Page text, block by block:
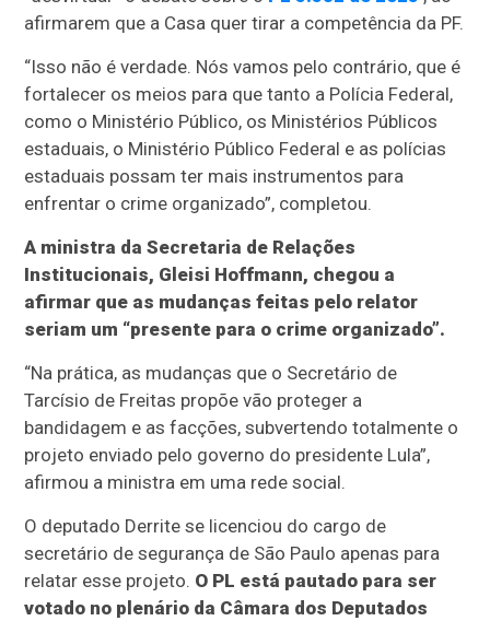
afirmarem que a Casa quer tirar a competência da PF.
“Isso não é verdade. Nós vamos pelo contrário, que é
fortalecer os meios para que tanto a Polícia Federal,
como o Ministério Público, os Ministérios Públicos
estaduais, o Ministério Público Federal e as polícias
estaduais possam ter mais instrumentos para
enfrentar o crime organizado”, completou.
A ministra da Secretaria de Relações
Institucionais, Gleisi Hoffmann, chegou a
afirmar que as mudanças feitas pelo relator
seriam um “presente para o crime organizado”.
“Na prática, as mudanças que o Secretário de
Tarcísio de Freitas propõe vão proteger a
bandidagem e as facções, subvertendo totalmente o
projeto enviado pelo governo do presidente Lula”,
afirmou a ministra em uma rede social.
O deputado Derrite se licenciou do cargo de
secretário de segurança de São Paulo apenas para
relatar esse projeto. O PL está pautado para ser
votado no plenário da Câmara dos Deputados